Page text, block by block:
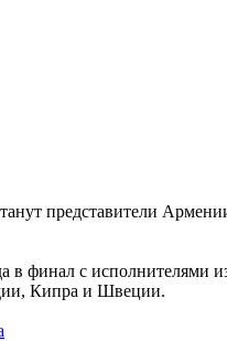
представители
в финал с
Кипра и Швеции.